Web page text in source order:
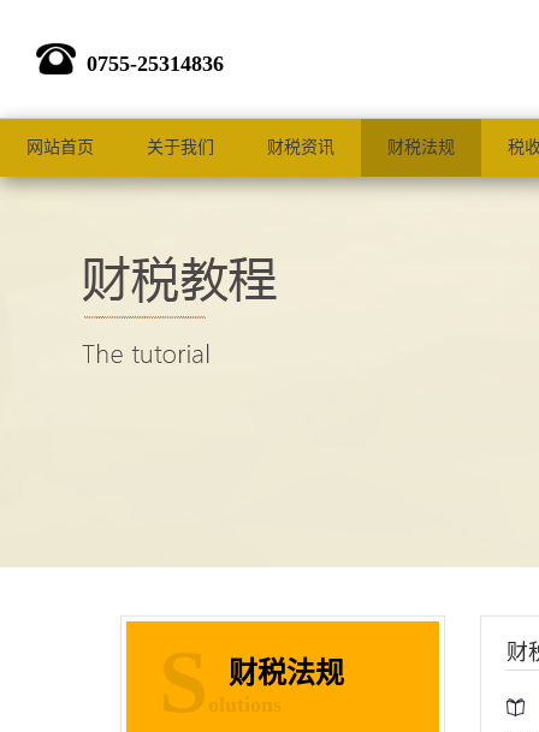
0755-25314836
网站首页 关于我们 财税资讯 财税法规 税
财税法规
S olutions
财